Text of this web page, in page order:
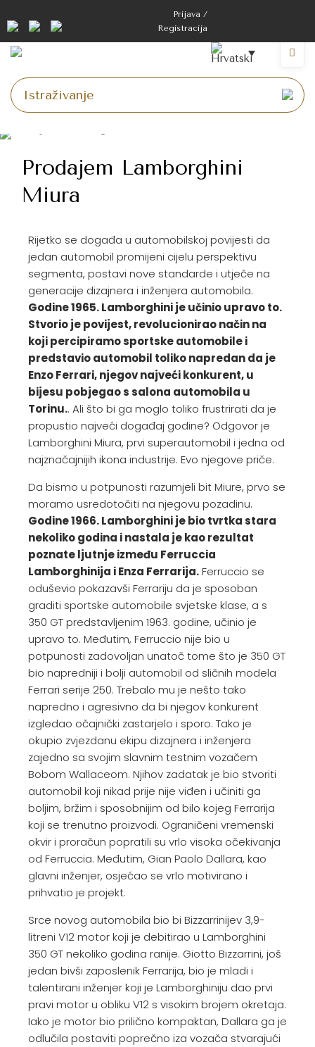
Prijava /
Registracija
Prodajem Lamborghini
Miura
Rijetko se događa u automobilskoj povijesti da
jedan automobil promijeni cijelu perspektivu
segmenta, postavi nove standarde i utječe na
generacije dizajnera i inženjera automobila.
Godine 1965. Lamborghini je učinio upravo to.
Stvorio je povijest, revolucionirao način na
koji percipiramo sportske automobile i
predstavio automobil toliko napredan da je
Enzo Ferrari, njegov najveći konkurent, u
bijesu pobjegao s salona automobila u
Torinu.. Ali što bi ga moglo toliko frustrirati da je
propustio najveći događaj godine? Odgovor je
Lamborghini Miura, prvi superautomobil i jedna od
najznačajnijih ikona industrije. Evo njegove priče.
Da bismo u potpunosti razumjeli bit Miure, prvo se
moramo usredotočiti na njegovu pozadinu.
Godine 1966. Lamborghini je bio tvrtka stara
nekoliko godina i nastala je kao rezultat
poznate ljutnje između Ferruccia
Lamborghinija i Enza Ferrarija.Ferruccio se
oduševio pokazavši Ferrariju da je sposoban
graditi sportske automobile svjetske klase, a s
350 GT predstavljenim 1963. godine, učinio je
upravo to. Međutim, Ferruccio nije bio u
potpunosti zadovoljan unatoč tome što je 350 GT
bio napredniji i bolji automobil od sličnih modela
Ferrari serije 250. Trebalo mu je nešto tako
napredno i agresivno da bi njegov konkurent
izgledao očajnički zastarjelo i sporo. Tako je
okupio zvjezdanu ekipu dizajnera i inženjera
zajedno sa svojim slavnim testnim vozačem
Bobom Wallaceom. Njihov zadatak je bio stvoriti
automobil koji nikad prije nije viđen i učiniti ga
boljim, bržim i sposobnijim od bilo kojeg Ferrarija
koji se trenutno proizvodi. Ograničeni vremenski
okvir i proračun popratili su vrlo visoka očekivanja
od Ferruccia. Međutim, Gian Paolo Dallara, kao
glavni inženjer, osjećao se vrlo motivirano i
prihvatio je projekt.
Srce novog automobila bio bi Bizzarrinijev 3,9-
litreni V12 motor koji je debitirao u Lamborghini
350 GT nekoliko godina ranije. Giotto Bizzarrini, još
jedan bivši zaposlenik Ferrarija, bio je mladi i
talentirani inženjer koji je Lamborghiniju dao prvi
pravi motor u obliku V12 s visokim brojem okretaja.
Iako je motor bio prilično kompaktan, Dallara ga je
odlučila postaviti poprečno iza vozača stvarajući